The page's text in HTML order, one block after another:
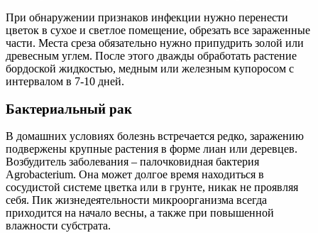
При обнаружении признаков инфекции нужно перенести
цветок в сухое и светлое помещение, обрезать все зараженные
части. Места среза обязательно нужно припудрить золой или
древесным углем. После этого дважды обработать растение
бордоской жидкостью, медным или железным купоросом с
интервалом в 7-10 дней.
Бактериальный рак
В домашних условиях болезнь встречается редко, заражению
подвержены крупные растения в форме лиан или деревцев.
Возбудитель заболевания – палочковидная бактерия
Agrobacterium. Она может долгое время находиться в
сосудистой системе цветка или в грунте, никак не проявляя
себя. Пик жизнедеятельности микроорганизма всегда
приходится на начало весны, а также при повышенной
влажности субстрата.